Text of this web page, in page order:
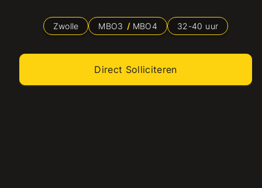
Zwolle MBO3 MBO4 32 -40 uur
Direct Solliciteren